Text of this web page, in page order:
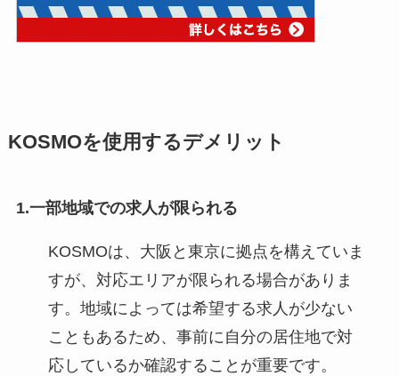
KOSMOを使用するデメリット
1.一部地域での求人が限られる
KOSMOは、大阪と東京に拠点を構えていま
すが、対応エリアが限られる場合がありま
す。地域によっては希望する求人が少ない
こともあるため、事前に自分の居住地で対
応しているか確認することが重要です。